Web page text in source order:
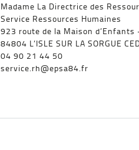
Madame La Directrice des
Service Ressources Humaines
923 route de la Maison d’Enfants
84804 L’ISLE SUR LA SORGUE
04 90 21 44 50
service.rh@epsa84.fr